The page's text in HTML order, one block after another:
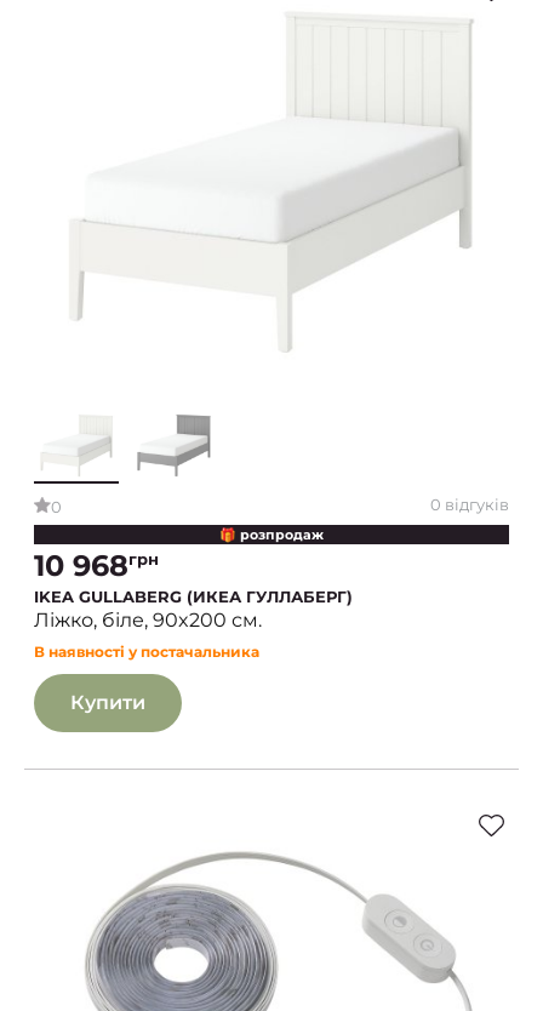
0 0 відгуків
🎁 розпродаж
10 968грн
IKEA GULLABERG (ИКЕА ГУЛЛАБЕРГ)
Ліжко, біле, 90x200 см.
В наявності у постачальника
Купити